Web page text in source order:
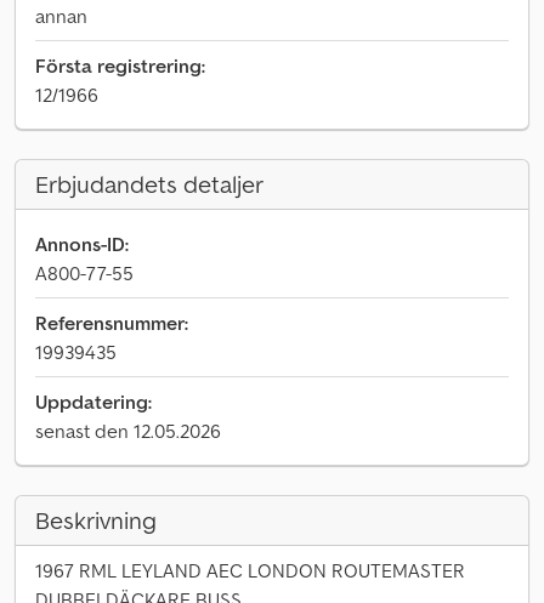
annan
Första registrering:
12/1966
Erbjudandets detaljer
Annons-ID:
A800-77-55
Referensnummer:
19939435
Uppdatering:
senast den 12.05.2026
Beskrivning
1967 RML LEYLAND AEC LONDON ROUTEMASTER